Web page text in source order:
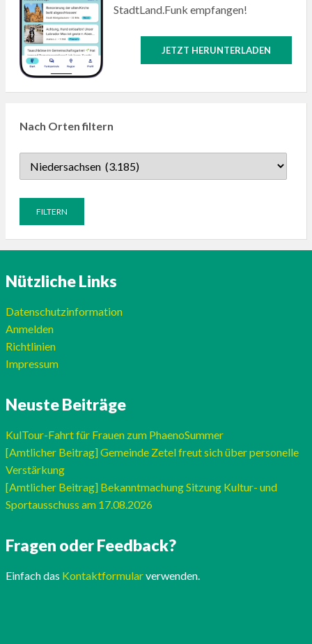
StadtLand.Funk empfangen!
JETZT HERUNTERLADEN
Nach Orten filtern
Nützliche Links
Datenschutzinformation
Anmelden
Richtlinien
Impressum
Neuste Beiträge
KulTour-Fahrt für Frauen zum PhaenoSummer
[Amtlicher Beitrag] Gemeinde Zetel freut sich über personelle
Verstärkung
[Amtlicher Beitrag] Bekanntmachung Sitzung Kultur- und
Sportausschuss am 17.08.2026
Fragen oder Feedback?
Einfach das Kontaktformularverwenden.